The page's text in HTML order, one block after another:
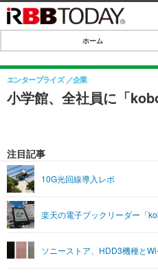
IT・デジタル
SPEED TEST
ライフ
リリース一覧
プッシュ通知の停止方法
ホーム
小学館、全社員に「
エンタープライズ 企業
注目記事
10G光回線導入レポ
楽天の電子ブックリーダー「
ソニーストア、HDD3機種と